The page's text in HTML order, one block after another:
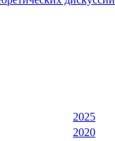
2025
2020